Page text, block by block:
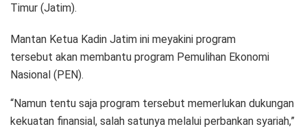
Timur (Jatim).
Mantan Ketua Kadin Jatim ini meyakini program
tersebut akan membantu program Pemulihan Ekonomi
Nasional (PEN).
“Namun tentu saja program tersebut memerlukan dukungan
kekuatan finansial, salah satunya melalui perbankan syariah,”